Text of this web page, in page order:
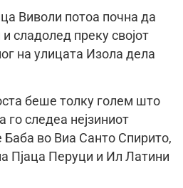
Виволи потоа почна да
сладолед преку својот
на улицата Изола дела
беше толку голем што
го следеа нејзиниот
во Виа Санто Спирито,
Пјаца Перуци и Ил Латини